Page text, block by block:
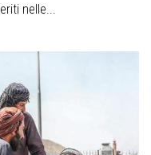
nelle...